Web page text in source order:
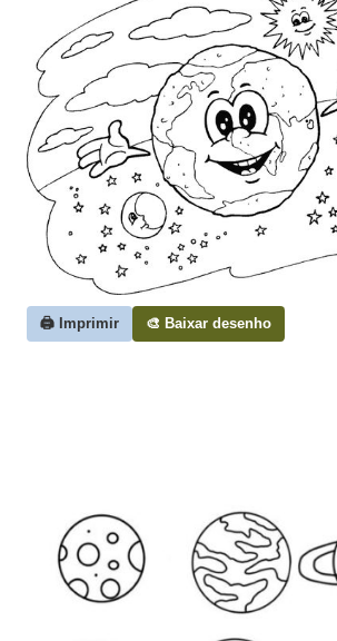
🖨️ Imprimir 🎨 Baixar desenho